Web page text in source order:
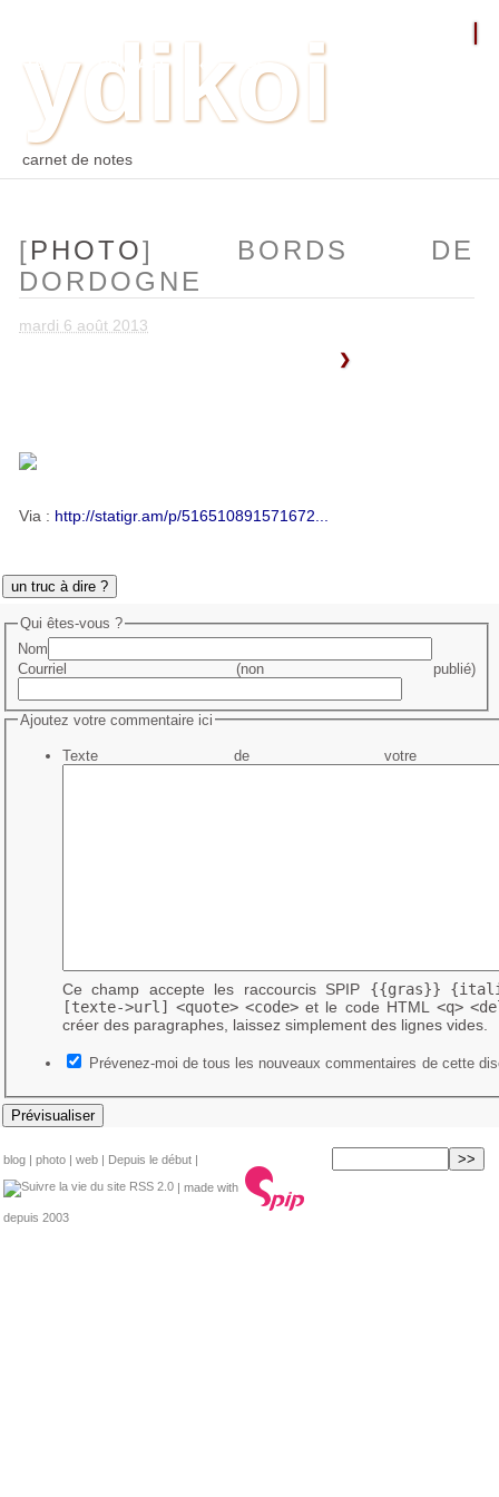
TAGS
CONTACT ⛵︎
ydikoi
carnet de notes
[PHOTO] BORDS DE
DORDOGNE
mardi 6 août 2013
❯
Via : http://statigr.am/p/516510891571672...
un truc à dire ?
Qui êtes-vous ?
Nom
Courriel (non publié)
Ajoutez votre commentaire ici
Texte de votre
Ce champ accepte les raccourcis SPIP {{gras}}
[texte->url]
<quote> <code>et le code HTML <q>
créer des paragraphes, laissez simplement des lignes vides.
Prévenez-moi de tous les nouveaux commentaires de cette
blog | photo | web | Depuis le début |
RSS 2.0 | made with
depuis 2003